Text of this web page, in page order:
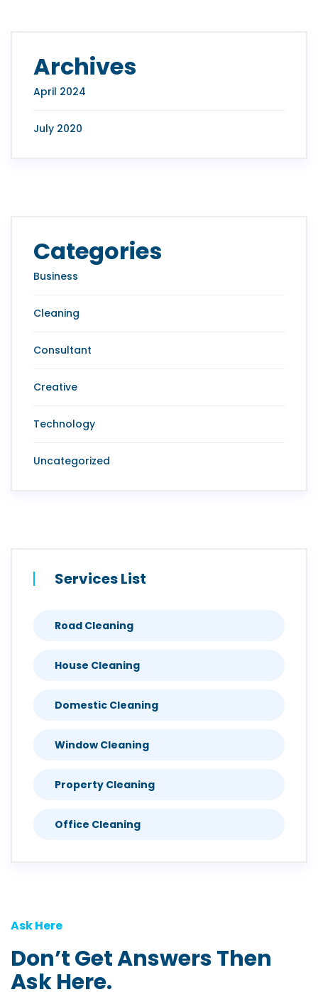
Archives
April 2024
July 2020
Categories
Business
Cleaning
Consultant
Creative
Technology
Uncategorized
Services List
Road Cleaning
House Cleaning
Domestic Cleaning
Window Cleaning
Property Cleaning
Office Cleaning
Ask Here
Don’t Get Answers Then
Ask Here.